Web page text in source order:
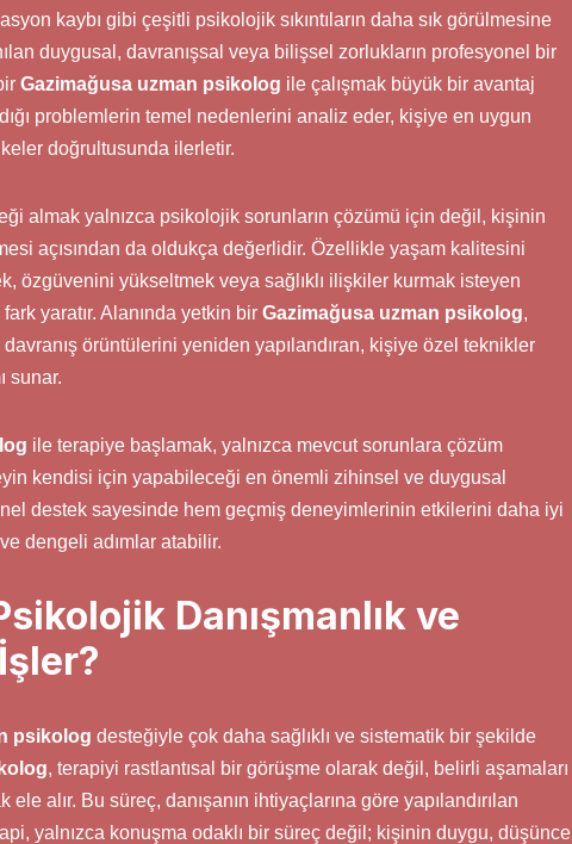
kaybı gibi çeşitli psikolojik sıkıntıların daha sık görülmesine
duygusal, davranışsal veya bilişsel zorlukların profesyonel bir
Gazimağusa uzman psikolog ile çalışmak büyük bir avantaj
problemlerin temel nedenlerini analiz eder, kişiye en uygun
doğrultusunda ilerletir.
almak yalnızca psikolojik sorunların çözümü için değil, kişinin
açısından da oldukça değerlidir. Özellikle yaşam kalitesini
özgüvenini yükseltmek veya sağlıklı ilişkiler kurmak isteyen
yaratır. Alanında yetkin bir Gazimağusa uzman psikolog,
davranış örüntülerini yeniden yapılandıran, kişiye özel teknikler
sunar.
ile terapiye başlamak, yalnızca mevcut sorunlara çözüm
kendisi için yapabileceği en önemli zihinsel ve duygusal
destek sayesinde hem geçmiş deneyimlerinin etkilerini daha iyi
dengeli adımlar atabilir.
Danışmanlık ve
psikolog desteğiyle çok daha sağlıklı ve sistematik bir şekilde
, terapiyi rastlantısal bir görüşme olarak değil, belirli aşamaları
alır. Bu süreç, danışanın ihtiyaçlarına göre yapılandırılan
yalnızca konuşma odaklı bir süreç değil; kişinin duygu, düşünce